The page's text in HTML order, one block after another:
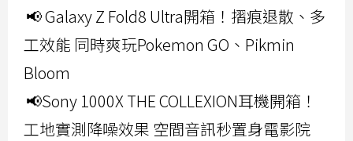
📢 Galaxy Z Fold8 Ultra開箱！摺痕退散、多
工效能 同時爽玩Pokemon GO、Pikmin
Bloom
📢Sony 1000X THE COLLEXION耳機開箱！
工地實測降噪效果 空間音訊秒置身電影院